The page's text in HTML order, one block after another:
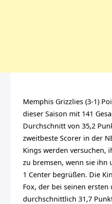
Memphis Grizzlies (3-1)
dieser Saison mit 141
Durchschnitt von 35,2
zweitbeste Scorer in der
Kings werden versuchen,
zu bremsen, wenn sie ihn
1 Center begrüßen. Die
Fox, der bei seinen ersten
durchschnittlich 31,7